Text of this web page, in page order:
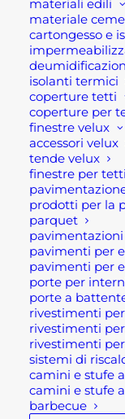
materiali edili
materiale
cartongesso e
isolanti termici
coperture tetti
coperture per
finestre velux
accessori velux
tende velux
finestre per
prodotti per la
parquet
pavimenti per
pavimenti per
porte per
porte a
rivestimenti
rivestimenti
rivestimenti
sistemi di
camini e stufe
camini e stufe
barbecue
Dimensioni:
Colore : bianco
Materiali:
apertura a due
4 ripiani
Se per
completare
effettuare il
e dalle 14 alle
necessario per
acquisto!
Esaurito
SKU